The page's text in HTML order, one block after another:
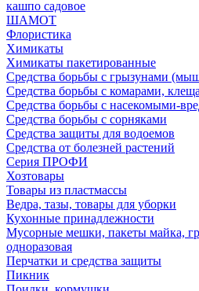
кашпо садовое
ШАМОТ
Флористика
Химикаты
Химикаты пакетированные
Средства борьбы с грызунами
Средства борьбы с комарами,
Средства борьбы с насекомыми-
Средства борьбы с сорняками
Средства защиты для водоемов
Средства от болезней растений
Серия ПРОФИ
Хозтовары
Товары из пластмассы
Ведра, тазы, товары для уборки
Кухонные принадлежности
Мусорные мешки, пакеты майка,
одноразовая
Перчатки и средства защиты
Пикник